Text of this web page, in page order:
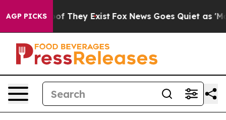
AGP PICKS
no Proof They Exist Fox News Goes Quiet as 'Maga